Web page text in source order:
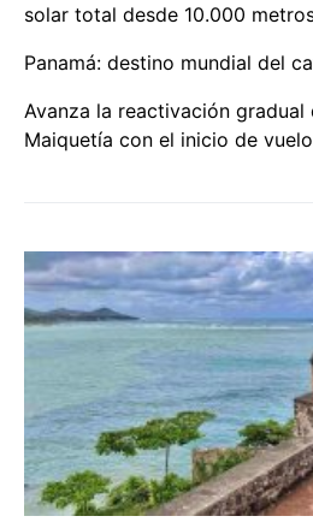
solar total desde 10.000
Panamá: destino mundial del
Avanza la reactivación
Maiquetía con el inicio de